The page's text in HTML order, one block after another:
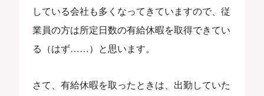
している会社も多くなってきていますので、従
業員の方は所定日数の有給休暇を取得できてい
る（はず……）と思います。
さて、有給休暇を取ったときは、出勤していた